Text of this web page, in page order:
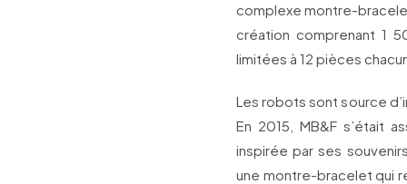
complexe montre-
création comprenant 1
limitées à 12 pièces
Les robots sont source
En 2015, MB&F s’était
inspirée par ses
une montre-bracelet qui